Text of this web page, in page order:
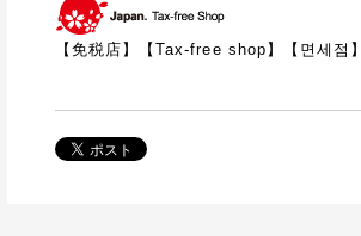
【免税店】【Tax-free shop 】【면세점】